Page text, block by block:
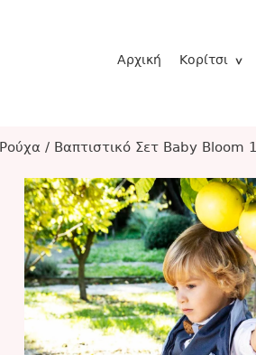
Αρχική Κορίτσι
Ρούχα / Βαπτιστικό Σετ Βaby Bloom